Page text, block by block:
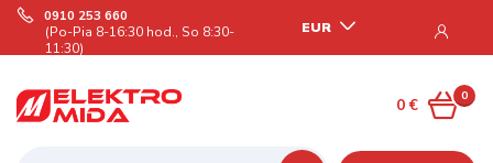
EUR
0910 253 660
(Po-Pia 8-16:30 hod., So 8:30-
11:30)
0
0 €